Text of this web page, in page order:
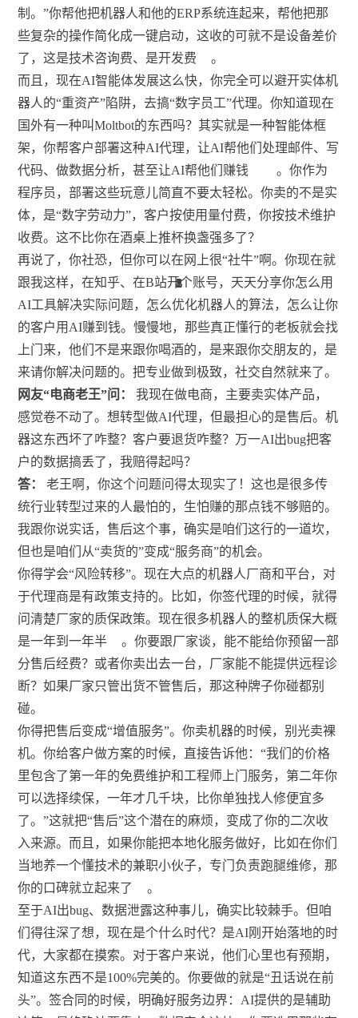
8
1
1
3
3
1
8
1
1
8
制。”你帮他把机器人和他的ERP系统连起来，帮他把那
些复杂的操作简化成一键启动，这收的可就不是设备差价
了，这是技术咨询费、是开发费
2
。
而且，现在AI智能体发展这么快，你完全可以避开实体机
器人的“重资产”陷阱，去搞“数字员工”代理。你知道现在
国外有一种叫Moltbot的东西吗？其实就是一种智能体框
架，你帮客户部署这种AI代理，让AI帮他们处理邮件、写
代码、做数据分析，甚至让AI帮他们赚钱
2
3
。你作为
程序员，部署这些玩意儿简直不要太轻松。你卖的不是实
体，是“数字劳动力”，客户按使用量付费，你按技术维护
收费。这不比你在酒桌上推杯换盏强多了？
再说了，你社恐，但你可以在网上很“社牛”啊。你现在就
跟我这样，在知乎、在B站开个账号，天天分享你怎么用
AI工具解决实际问题，怎么优化机器人的算法，怎么让你
的客户用AI赚到钱。慢慢地，那些真正懂行的老板就会找
上门来，他们不是来跟你喝酒的，是来跟你交朋友的，是
来请你解决问题的。把专业做到极致，社交自然就来了。
网友“电商老王”问：
我现在做电商，主要卖实体产品，
感觉卷不动了。想转型做AI代理，但最担心的是售后。机
器这东西坏了咋整？客户要退货咋整？万一AI出bug把客
户的数据搞丢了，我赔得起吗？
答：
老王啊，你这个问题问得太现实了！这也是很多传
统行业转型过来的人最怕的，生怕赚的那点钱不够赔的。
我跟你说实话，售后这个事，确实是咱们这行的一道坎，
但也是咱们从“卖货的”变成“服务商”的机会。
你得学会“风险转移”。现在大点的机器人厂商和平台，对
于代理商是有政策支持的。比如，你签代理的时候，就得
问清楚厂家的质保政策。现在很多机器人的整机质保大概
是一年到一年半
1
。你要跟厂家谈，能不能给你预留一部
分售后经费？或者你卖出去一台，厂家能不能提供远程诊
断？如果厂家只管出货不管售后，那这种牌子你碰都别
碰。
你得把售后变成“增值服务”。你卖机器的时候，别光卖裸
机。你给客户做方案的时候，直接告诉他：“我们的价格
里包含了第一年的免费维护和工程师上门服务，第二年你
可以选择续保，一年才几千块，比你单独找人修便宜多
了。”这就把“售后”这个潜在的麻烦，变成了你的二次收
入来源。而且，如果你能把本地化服务做好，比如在你们
当地养一个懂技术的兼职小伙子，专门负责跑腿维修，那
你的口碑就立起来了
1
。
至于AI出bug、数据泄露这种事儿，确实比较棘手。但咱
们得往深了想，现在是个什么时代？是AI刚开始落地的时
代，大家都在摸索。对于客户来说，他们心里也有预期，
知道这东西不是100%完美的。你要做的就是“丑话说在前
头”。签合同的时候，明确好服务边界：AI提供的是辅助